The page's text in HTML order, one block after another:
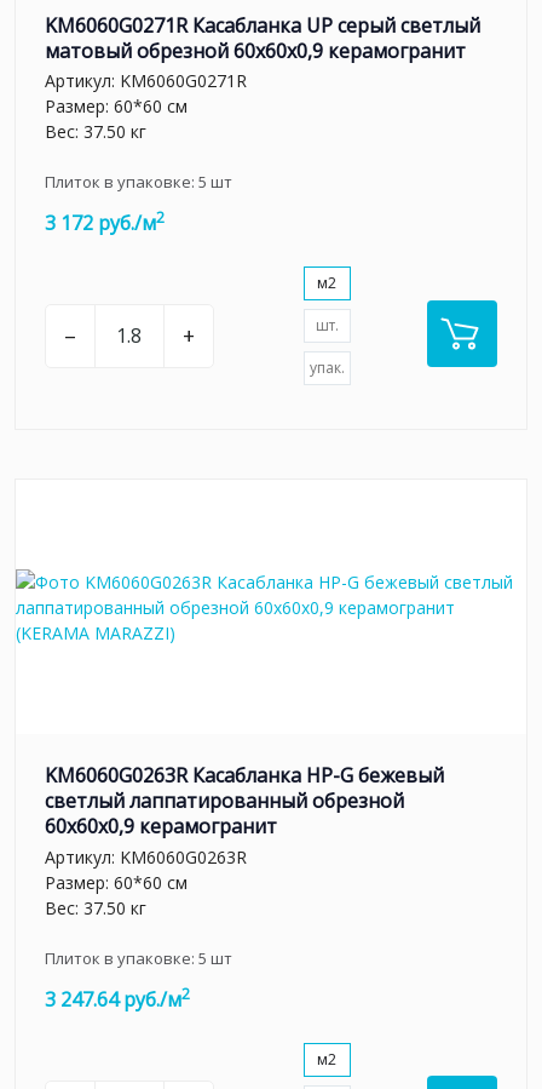
KM6060G0271R Касабланка UP серый светлый
матовый обрезной 60x60x0,9 керамогранит
Артикул: KM6060G0271R
Размер: 60*60 см
Вес: 37.50 кг
Плиток в упаковке: 5 шт
3 172 руб./м2
– +
м2
шт.
упак.
KM6060G0263R Касабланка HP-G бежевый
светлый лаппатированный обрезной
60x60x0,9 керамогранит
Артикул: KM6060G0263R
Размер: 60*60 см
Вес: 37.50 кг
Плиток в упаковке: 5 шт
3 247.64 руб./м2
м2